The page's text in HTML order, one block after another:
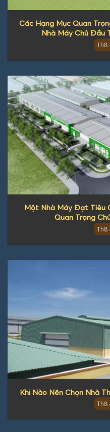
Các Hạng Mục Quan
Nhà Máy Chủ Đầu
Th8
Một Nhà Máy Đạt Tiêu
Quan Trọng
Th8
Khi Nào Nên Chọn Nhà
Th8